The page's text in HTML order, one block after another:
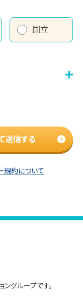
国立
送信する
規約について
グループです。